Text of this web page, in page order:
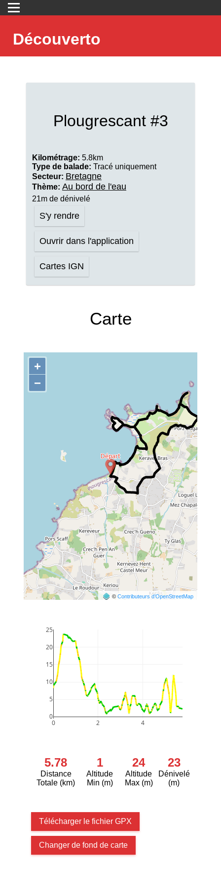
Découverto
Plougrescant #3
Kilométrage: 5.8km
Type de balade: Tracé uniquement
Secteur: Bretagne
Thème: Au bord de l'eau
21m de dénivelé
S'y rendre
Ouvrir dans l'application
Cartes IGN
Carte
+
−
©Contributeurs d’OpenStreetMap
0 2 4
0
5
10
15
20
25
5.78
Distance
Totale (km)
1
Altitude
Min (m)
24
Altitude
Max (m)
23
Dénivelé
(m)
Télécharger le fichier GPX
Changer de fond de carte